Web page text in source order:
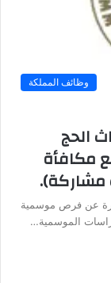
وظائف المملكة
الحج
مكافأة
مشاركة).
عن فرص موسمية
الموسمية…